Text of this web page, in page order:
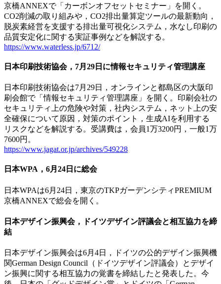
京橋ANNEXで「カーボンオフセットセミナー」を開く。
CO2削減の取り組みや，CO2排出量算定ツールの最新動向，
脱炭素経営を支援する排出量可視化システム，水なし印刷の
品質安定化に関する実証事例などを解説する。
https://www.waterless.jp/6712/
日本印刷技術協会，7月29日に情報セキュリティ管理講座
日本印刷技術協会は7月29日，オンラインと都島区の大阪印
刷会館で「情報セキュリティ管理講座」を開く。印刷会社の
セキュリティ上の危険や対策，社内システム，ネット上の安
全確保について原因，対策のポイント，生成AIを利用する
リスクなどを解説する。受講費は，会員1万3200円，一般1万
7600円。
https://www.jagat.or.jp/archives/549228
日本WPA，6月24日に総会
日本WPAは6月24日，東京のTKPガーデンシティPREMIUM
京橋ANNEXで総会を開く。
日本デザイン振興会，ドイツデザイン評議会と相互協力を締
結
日本デザイン振興会は6月4日，ドイツの公的デザイン振興機
関German Design Council（ドイツデザイン評議会）とデザイ
ン振興に関する相互協力の覚書を締結したと発表した。今